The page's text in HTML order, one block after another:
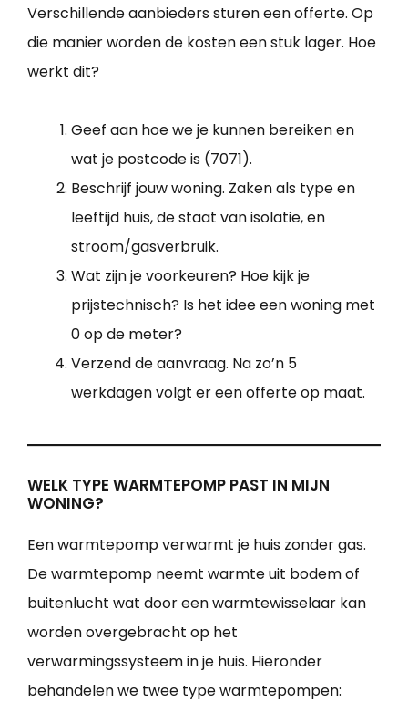
Verschillende aanbieders sturen een offerte. Op
die manier worden de kosten een stuk lager. Hoe
werkt dit?
Geef aan hoe we je kunnen bereiken en
wat je postcode is (7071).
Beschrijf jouw woning. Zaken als type en
leeftijd huis, de staat van isolatie, en
stroom/gasverbruik.
Wat zijn je voorkeuren? Hoe kijk je
prijstechnisch? Is het idee een woning met
0 op de meter?
Verzend de aanvraag. Na zo’n 5
werkdagen volgt er een offerte op maat.
WELK TYPE WARMTEPOMP PAST IN MIJN
WONING?
Een warmtepomp verwarmt je huis zonder gas.
De warmtepomp neemt warmte uit bodem of
buitenlucht wat door een warmtewisselaar kan
worden overgebracht op het
verwarmingssysteem in je huis. Hieronder
behandelen we twee type warmtepompen: